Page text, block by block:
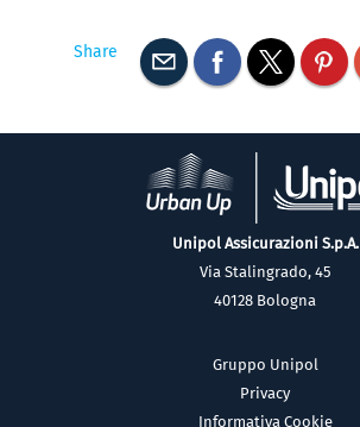
Share
Unipol Assicurazioni S.p.A.
Via Stalingrado, 45
40128 Bologna
Gruppo Unipol
Privacy
Informativa Cookie